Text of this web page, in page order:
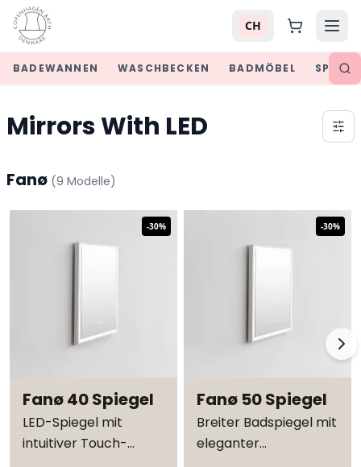
CH
BADEWANNEN WASCHBECKEN BADMÖBEL
Mirrors With LED
Fanø (9 Modelle)
-30%
Fanø 40 Spiegel
LED-Spiegel mit
intuitiver Touch-
-30%
Fanø 50 Spiegel
Breiter Badspiegel mit
eleganter